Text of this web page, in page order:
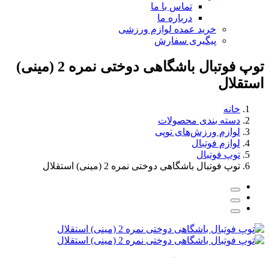
تماس با ما
درباره ما
خرید عمده لوازم ورزشی
پیگیری سفارش
توپ فوتبال باشگاهی دوختی نمره 2 (مینی)
استقلال
خانه
دسته بندی محصولات
لوازم ورزش‌های توپی
لوازم فوتبال
توپ فوتبال
توپ فوتبال باشگاهی دوختی نمره 2 (مینی) استقلال